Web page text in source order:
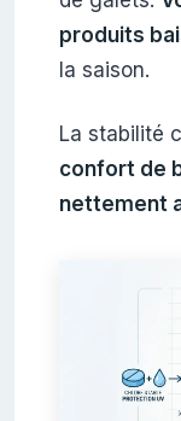
produits
la saison.
La stabilité
confort de
nettement